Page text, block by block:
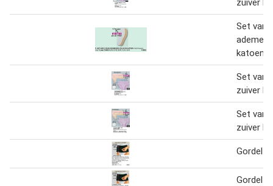
Set van
katoen
Set van
zuiver
Set van
zuiver
Gordel
Gordel